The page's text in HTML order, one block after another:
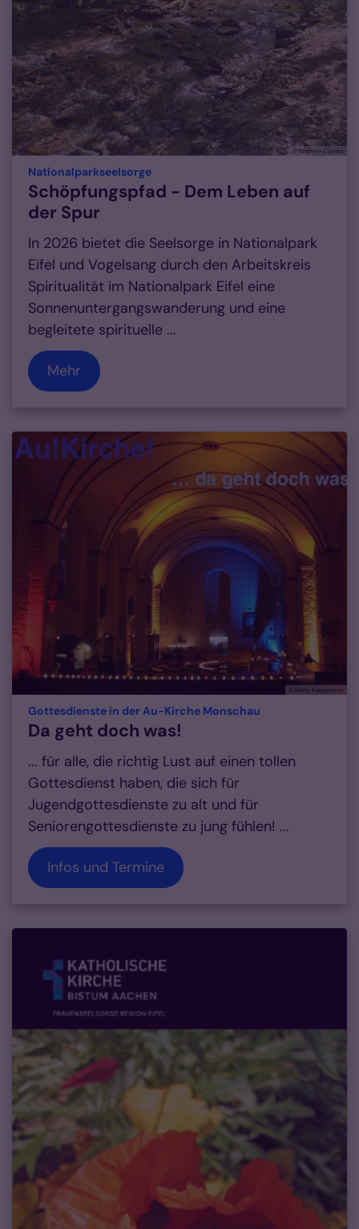
© Werner Conen
Nationalparkseelsorge:
Schöpfungspfad - Dem Leben auf
der Spur
In 2026 bietet die Seelsorge in Nationalpark
Eifel und Vogelsang durch den Arbeitskreis
Spiritualität im Nationalpark Eifel eine
Sonnenuntergangswanderung und eine
begleitete spirituelle ...
Mehr
© Boris Kassebeer
Gottesdienste in der Au-Kirche Monschau
Da geht doch was!
... für alle, die richtig Lust auf einen tollen
Gottesdienst haben, die sich für
Jugendgottesdienste zu alt und für
Seniorengottesdienste zu jung fühlen! ...
Infos und Termine